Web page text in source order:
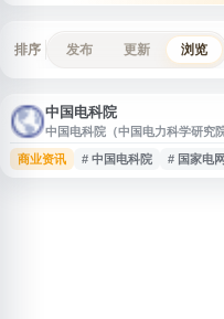
排序 发布 更新 浏览
中国电科院
中国电科院（中国电力科学研究
电力科技研究、技术服务、标准
息。用户可通过该站了解中国电
商业资讯 # 中国电科院 # 国家电网